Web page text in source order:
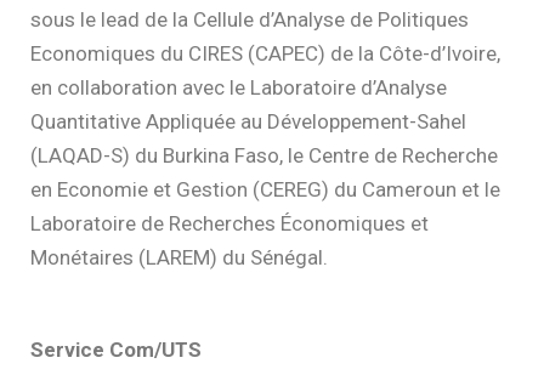
sous le lead de la Cellule d’Analyse de Politiques
Economiques du CIRES (CAPEC) de la Côte-d’Ivoire,
en collaboration avec le Laboratoire d’Analyse
Quantitative Appliquée au Développement-Sahel
(LAQAD-S) du Burkina Faso, le Centre de Recherche
en Economie et Gestion (CEREG) du Cameroun et le
Laboratoire de Recherches Économiques et
Monétaires (LAREM) du Sénégal.
Service Com/UTS